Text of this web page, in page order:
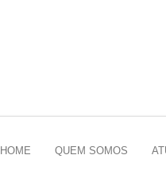
HOME QUEM SOMOS